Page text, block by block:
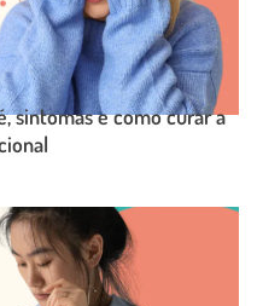
sintomas e como curar a